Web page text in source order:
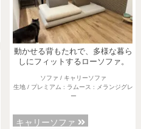
動かせる背もたれで、多様な暮ら
しにフィットするローソファ。
ソファ / キャリーソファ
生地 / プレミアム : ラムース : メランジグレ
ー
キャリーソファ